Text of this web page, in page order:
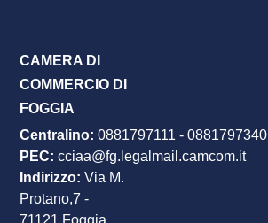
CAMERA DI
COMMERCIO DI
FOGGIA
Centralino: 0881797111 - 0881797340
PEC: cciaa@fg.legalmail.camcom.it
Indirizzo: Via M.
Protano,7 -
71121 Foggia